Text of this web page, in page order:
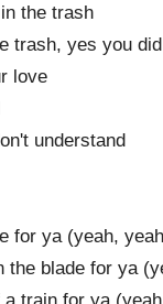
the trash
trash, yes you did
love
understand
for ya (yeah,
the blade for ya
train for ya